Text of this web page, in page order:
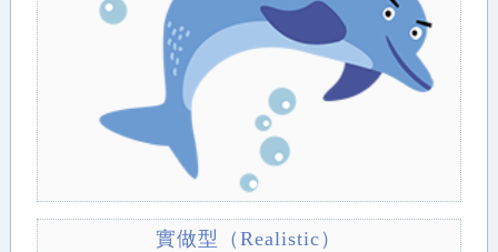
實做型（Realistic）